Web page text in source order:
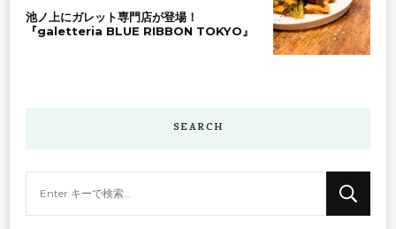
池ノ上にガレット専門店が登場！
『galetteria BLUE RIBBON TOKYO』
SEARCH